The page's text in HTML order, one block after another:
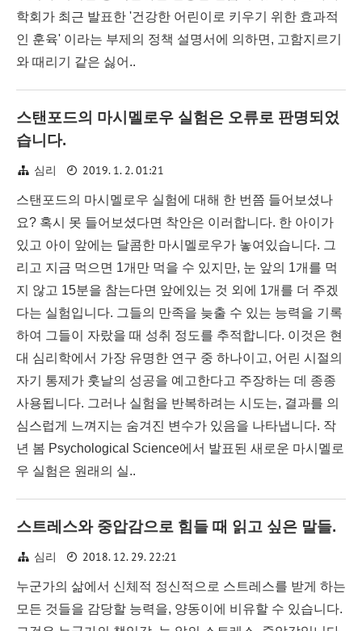
학회가 최근 발표한 '건강한 어린이로 키우기 위한 효과적
인 훈육' 이라는 부제의 정책 설명서에 의하면, 고함지르기
와 때리기 같은 싫어..
스탠포드의 마시멜로우 실험은 오류로 판명되었
습니다.
심리 2019. 1. 2. 01:21
스탠포드의 마시멜로우 실험에 대해 한 번쯤 들어보셨나
요? 혹시 못 들어보셨다면 착안은 이러합니다. 한 아이가
있고 아이 앞에는 달콤한 마시멜로우가 놓여있습니다. 그
리고 지금 먹으면 1개만 먹을 수 있지만, 눈 앞의 1개를 먹
지 않고 15분을 참는다면 앞에있는 것 외에 1개를 더 주겠
다는 실험입니다. 그들의 만족을 늦출 수 있는 능력을 기록
하여 그들이 자랐을 때 성취 정도를 추적합니다. 이것은 현
대 심리학에서 가장 유명한 연구 중 하나이고, 어린 시절의
자기 통제가 훗날의 성공을 예고한다고 주장하는 데 종종
사용됩니다. 그러나 실험을 반복하려는 시도는, 결과를 의
심스럽게 느껴지는 숨겨진 변수가 있음을 나타냅니다. 작
년 봄 Psychological Science에서 발표된 새로운 마시멜로
우 실험은 원래의 실..
스트레스와 중압감으로 힘들 때 읽고 싶은 말들.
심리 2018. 12. 29. 22:21
누군가의 삶에서 신체적 정신적으로 스트레스를 받게 하는
모든 것들을 감당할 능력을, 양동이에 비유할 수 있습니다.